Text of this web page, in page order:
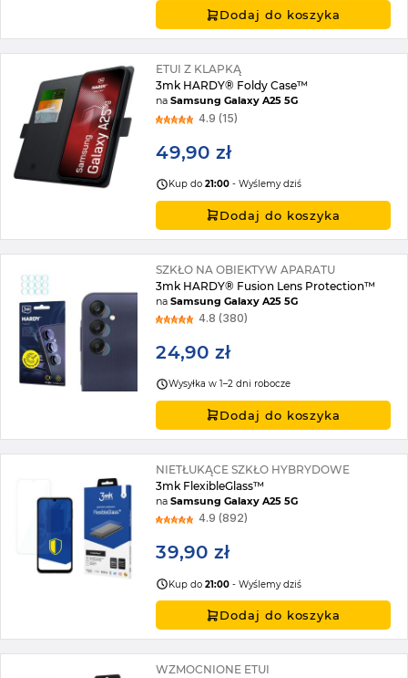
Dodaj do koszyka
ETUI Z KLAPKĄ
3mk HARDY® Foldy Case™
naSamsung Galaxy A25 5G
4.9 (15)
49,90 zł
Kup do21:00 - Wyślemy dziś
Dodaj do koszyka
SZKŁO NA OBIEKTYW APARATU
3mk HARDY® Fusion Lens Protection™
naSamsung Galaxy A25 5G
4.8 (380)
24,90 zł
Wysyłka w 1–2 dni robocze
Dodaj do koszyka
NIETŁUKĄCE SZKŁO HYBRYDOWE
3mk FlexibleGlass™
naSamsung Galaxy A25 5G
4.9 (892)
39,90 zł
Kup do21:00 - Wyślemy dziś
Dodaj do koszyka
WZMOCNIONE ETUI